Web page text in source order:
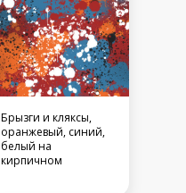
Брызги и кляксы,
оранжевый, синий,
белый на
кирпичном